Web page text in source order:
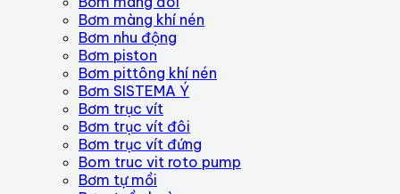
Bơm màng khí nén
Bơm nhu động
Bơm piston
Bơm pittông khí nén
Bơm SISTEMA Ý
Bơm trục vít
Bơm trục vít đôi
Bơm trục vít đứng
Bom truc vit roto pump
Bơm tự mồi